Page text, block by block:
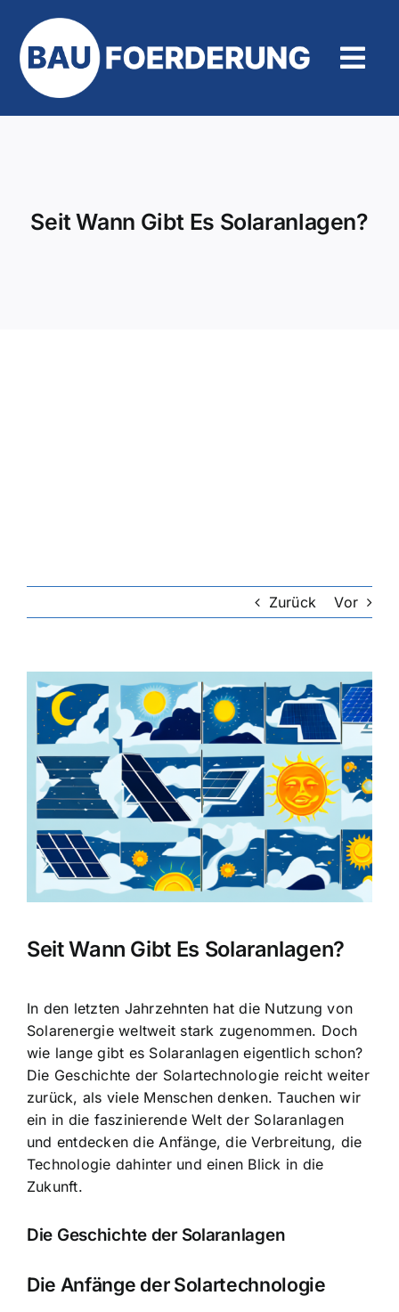
Inhalt
springen
Seit Wann Gibt Es Solaranlagen?
Zurück Vor
Zeige
grösseres
Bild
Seit Wann Gibt Es Solaranlagen?
In den letzten Jahrzehnten hat die Nutzung von
Solarenergie weltweit stark zugenommen. Doch
wie lange gibt es Solaranlagen eigentlich schon?
Die Geschichte der Solartechnologie reicht weiter
zurück, als viele Menschen denken. Tauchen wir
ein in die faszinierende Welt der Solaranlagen
und entdecken die Anfänge, die Verbreitung, die
Technologie dahinter und einen Blick in die
Zukunft.
Die Geschichte der Solaranlagen
Die Anfänge der Solartechnologie